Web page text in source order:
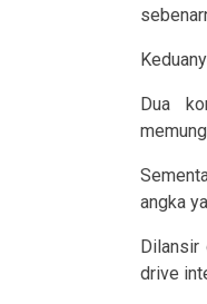
Dua
angka
Dilansir
drive